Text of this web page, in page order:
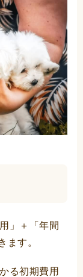
」＋「年間
ます。
る初期費用